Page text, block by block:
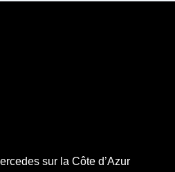
sur la Côte d’Azur